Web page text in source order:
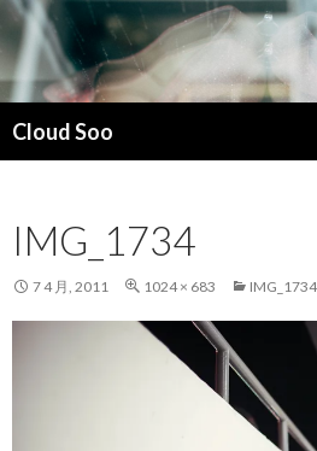
Cloud Soo
索
文IMG_1734
7 4 月, 2011 1024 × 683 IMG_1734